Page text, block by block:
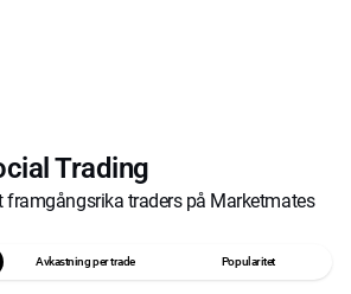
Trading
framgångsrika traders på Marketmates
Avkastning per trade Popularitet